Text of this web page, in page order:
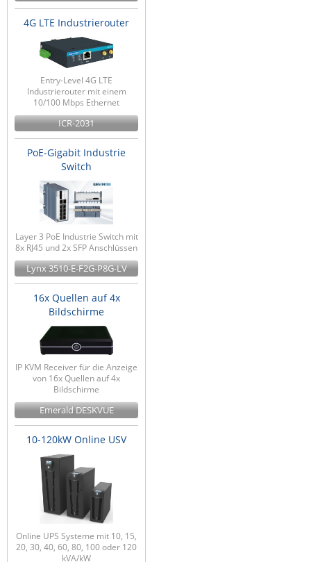
4G LTE Industrierouter
Entry-Level 4G LTE
Industrierouter mit einem
10/100 Mbps Ethernet
ICR-2031
PoE-Gigabit Industrie
Switch
Layer 3 PoE Industrie Switch mit
8x RJ45 und 2x SFP Anschlüssen
Lynx 3510-E-F2G-P8G-LV
16x Quellen auf 4x
Bildschirme
IP KVM Receiver für die Anzeige
von 16x Quellen auf 4x
Bildschirme
Emerald DESKVUE
10-120kW Online USV
Online UPS Systeme mit 10, 15,
20, 30, 40, 60, 80, 100 oder 120
kVA/kW